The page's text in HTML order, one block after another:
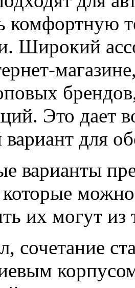
комфортную
Широкий
Это дает
для
варианты
которые
их могут из
сочетание